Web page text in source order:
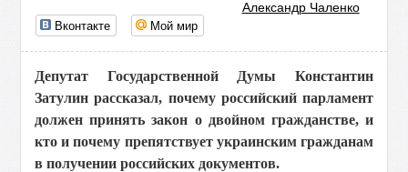
Александр Чаленко
Вконтакте Мой мир
Депутат Государственной Думы Константин
Затулин рассказал, почему российский парламент
должен принять закон о двойном гражданстве, и
кто и почему препятствует украинским гражданам
в получении российских документов.